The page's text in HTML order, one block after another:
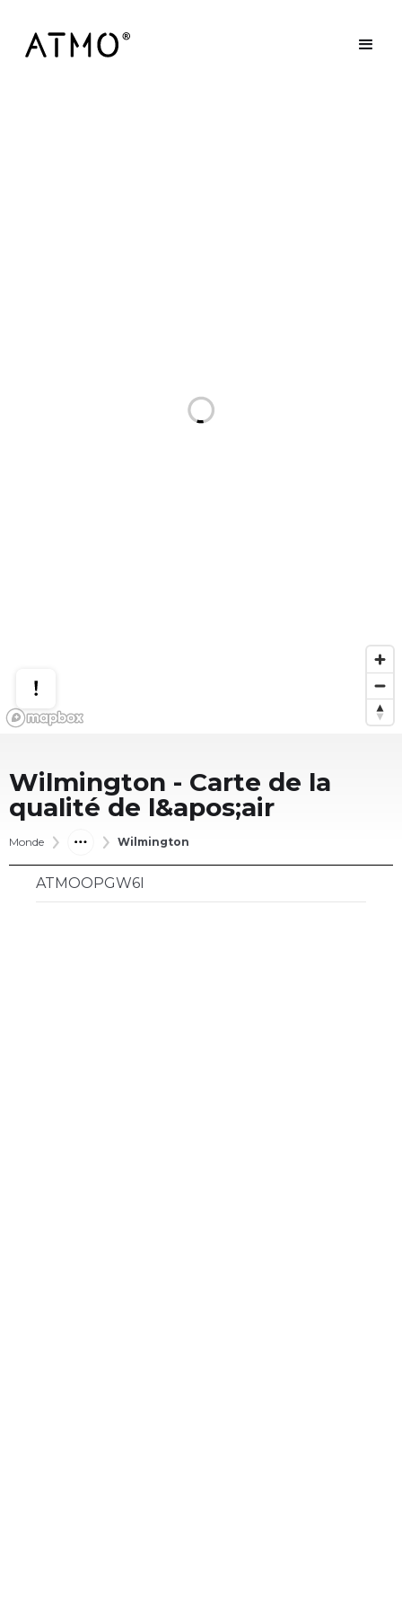
Wilmington - Carte de la
qualité de l&apos;air
Monde Wilmington
ATMOOPGW6I